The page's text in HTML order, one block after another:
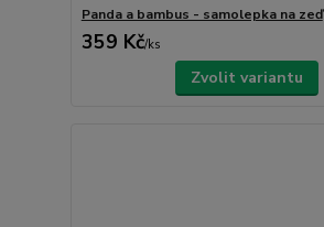
Panda a bambus - samolepka na zeď
359 Kč/ks
Zvolit variantu